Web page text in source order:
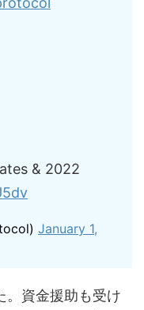
& 2022
January 1,
。資金援助も受け